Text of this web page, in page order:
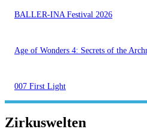
BALLER-INA Festival 2026
Age of Wonders 4: Secrets of the
007 First Light
Zirkuswelten